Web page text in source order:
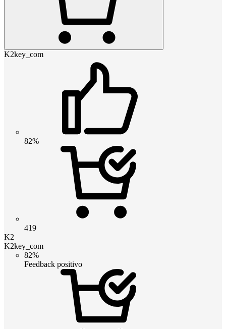
K2key_com
82%
419
K2
K2key_com
82%
Feedback positivo